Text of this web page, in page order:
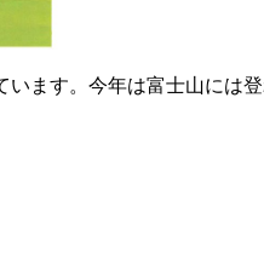
ます。今年は富士山には